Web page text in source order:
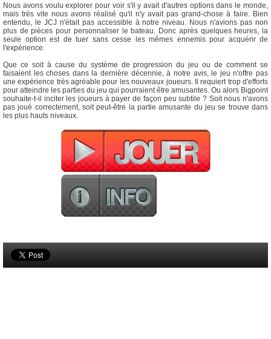
Nous avons voulu explorer pour voir s'il y avait d'autres options dans le monde,
mais très vite nous avons réalisé qu'il n'y avait pas grand-chose à faire. Bien
entendu, le JCJ n'était pas accessible à notre niveau. Nous n'avions pas non
plus de pièces pour personnaliser le bateau. Donc après quelques heures, la
seule option est de tuer sans cesse les mêmes ennemis pour acquérir de
l'expérience.
Que ce soit à cause du système de progression du jeu ou de comment se
faisaient les choses dans la dernière décennie, à notre avis, le jeu n'offre pas
une expérience très agréable pour les nouveaux joueurs. Il requiert trop d'efforts
pour atteindre les parties du jeu qui pourraient être amusantes. Ou alors Bigpoint
souhaite-t-il inciter les joueurs à payer de façon peu subtile ? Soit nous n'avons
pas joué correctement, soit peut-être la partie amusante du jeu se trouve dans
les plus hauts niveaux.